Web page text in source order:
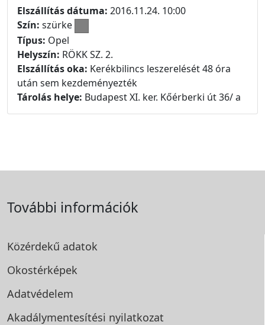
Elszállítás dátuma: 2016.11.24. 10:00
Szín: szürke
Típus: Opel
Helyszín: RÖKK SZ. 2.
Elszállítás oka: Kerékbilincs leszerelését 48 óra
után sem kezdeményezték
Tárolás helye: Budapest XI. ker. Kőérberki út 36/ a
További információk
Közérdekű adatok
Okostérképek
Adatvédelem
Akadálymentesítési nyilatkozat